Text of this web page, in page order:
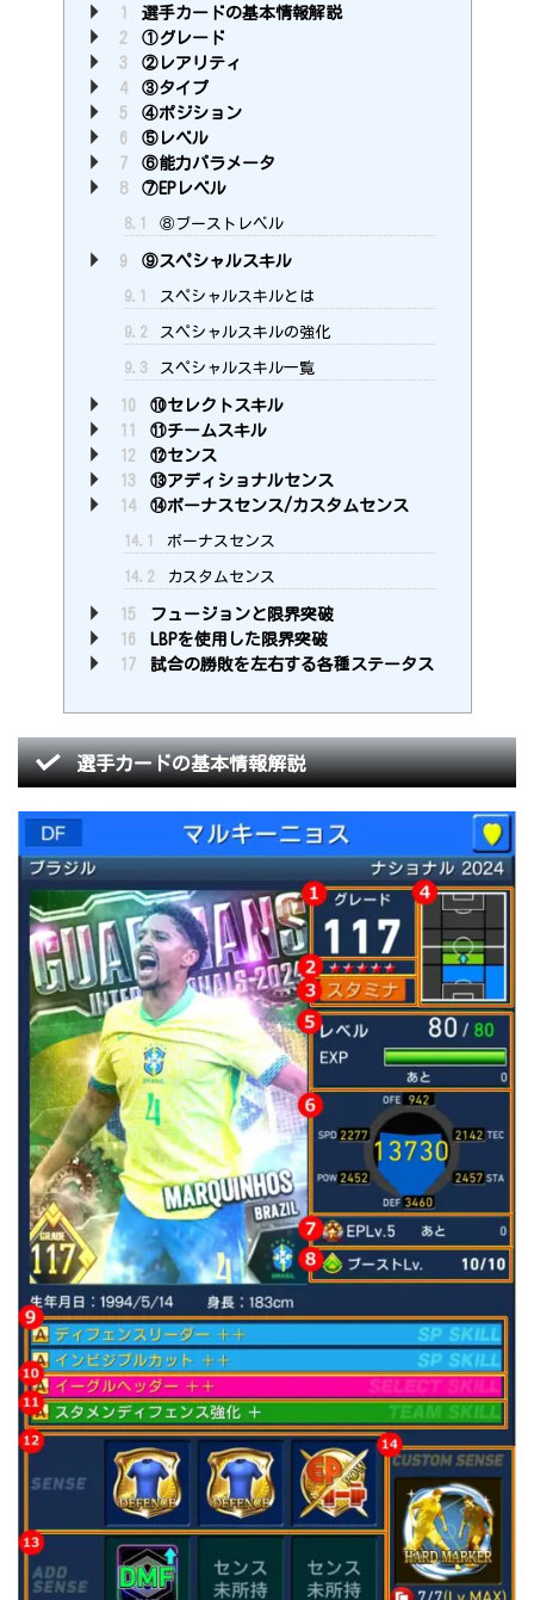
1
選手カードの基本情報解説
2
①グレード
3
②レアリティ
4
③タイプ
5
④ポジション
6
⑤レベル
7
⑥能力パラメータ
8
⑦EPレベル
8.1 ⑧ブーストレベル
9 ⑨スペシャルスキル
9.1 スペシャルスキルとは
9.2 スペシャルスキルの強化
9.3 スペシャルスキル一覧
10
⑩セレクトスキル
11
⑪チームスキル
12
⑫センス
13
⑬アディショナルセンス
14
⑭ボーナスセンス/カスタムセンス
14.1 ボーナスセンス
14.2 カスタムセンス
15
フュージョンと限界突破
16
LBPを使用した限界突破
17
試合の勝敗を左右する各種ステータス
選手カードの基本情報解説